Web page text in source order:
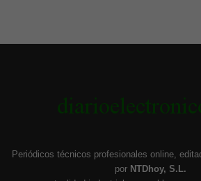
Periódicos técnicos profesionales online,
por NTDhoy, S.L.